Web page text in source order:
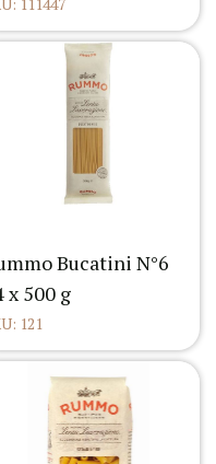
Bucatini N°6
x 500 g
121